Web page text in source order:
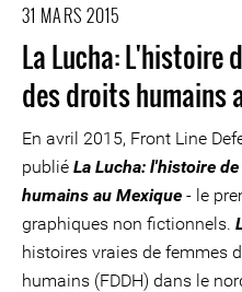
31 MARS 2015
La Lucha: L'histoire
des droits humains
En avril 2015, Front Line
publié La Lucha: l'histoire
humains au Mexique - le
graphiques non fictionnels.
histoires vraies de femmes
humains (FDDH) dans le